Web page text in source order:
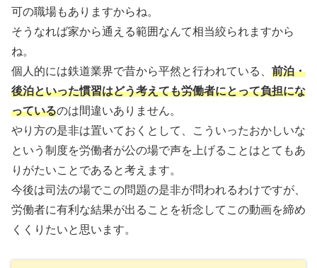
可の職場もありますからね。
そうなれば家から通える範囲なんて相当絞られますから
ね。
個人的には鉄道業界で昔から平然と行われている、 前泊・
後泊といった慣習はどう考えても労働者にとって負担にな
っているのは間違いありません。
やり方の是非は置いておくとして、こういったおかしいな
という制度を労働者が公の場で声を上げることはとてもあ
りがたいことであると考えます。
今後は司法の場でこの問題の是非が問われるわけですが、
労働者に有利な結果が出ることを祈念してこの動画を締め
くくりたいと思います。